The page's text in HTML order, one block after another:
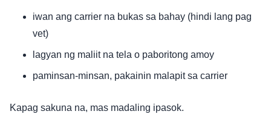
iwan ang carrier na bukas sa bahay (hindi lang pag
vet)
lagyan ng maliit na tela o paboritong amoy
paminsan-minsan, pakainin malapit sa carrier
Kapag sakuna na, mas madaling ipasok.